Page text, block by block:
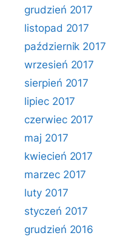
grudzień 2017
listopad 2017
październik 2017
wrzesień 2017
sierpień 2017
lipiec 2017
czerwiec 2017
maj 2017
kwiecień 2017
marzec 2017
luty 2017
styczeń 2017
grudzień 2016